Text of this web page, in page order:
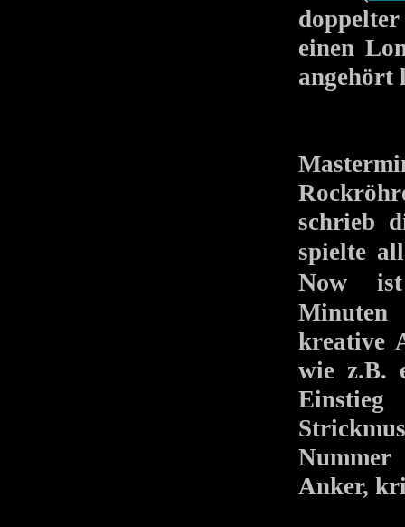
einen
angehört
schrieb
spielte
Now ist
Minuten
kreative
wie z.B.
Anker,